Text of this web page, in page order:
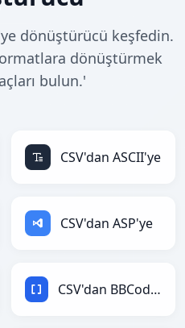
dönüştürücü keşfedin.
dönüştürmek
bulun.'
CSV'dan ASCII'ye
CSV'dan ASP'ye
CSV'dan BBCode'ye